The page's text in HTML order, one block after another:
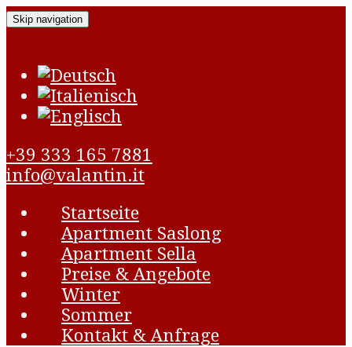
Skip navigation
+39 333 165 7881
info@valantin.it
Startseite
Apartment Saslong
Apartment Sella
Preise & Angebote
Winter
Sommer
Kontakt & Anfrage